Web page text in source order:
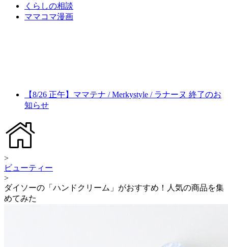
くらしの相談
ママコマ漫画
【8/26 正午】ママテナ / Merkystyle / ラナーヌ 終了のお
知らせ
>
ビューティー
>
ダイソーの「ハンドクリーム」がおすすめ！人気の商品を集
めてみた